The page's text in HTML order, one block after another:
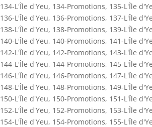
134-L'Île d'Yeu, 134-Promotions, 135-L'Île
136-L'Île d'Yeu, 136-Promotions, 137-L'Île
138-L'Île d'Yeu, 138-Promotions, 139-L'Île
140-L'Île d'Yeu, 140-Promotions, 141-L'Île
142-L'Île d'Yeu, 142-Promotions, 143-L'Île
144-L'Île d'Yeu, 144-Promotions, 145-L'Île
146-L'Île d'Yeu, 146-Promotions, 147-L'Île
148-L'Île d'Yeu, 148-Promotions, 149-L'Île
150-L'Île d'Yeu, 150-Promotions, 151-L'Île
152-L'Île d'Yeu, 152-Promotions, 153-L'Île
154-L'Île d'Yeu, 154-Promotions, 155-L'Île